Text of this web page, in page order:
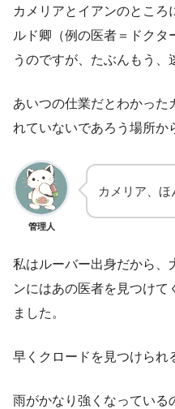
カメリアとイアンのところ
ルド卿（例の医者＝ドク
うのですが、たぶんもう、
あいつの仕業だとわかった
れていないであろう場所か
管理人
カメリア、ほ
私はルーバー出身だから、
ンにはあの医者を見つけて
ました。
早くクロードを見つけられ
雨がかなり強くなっている